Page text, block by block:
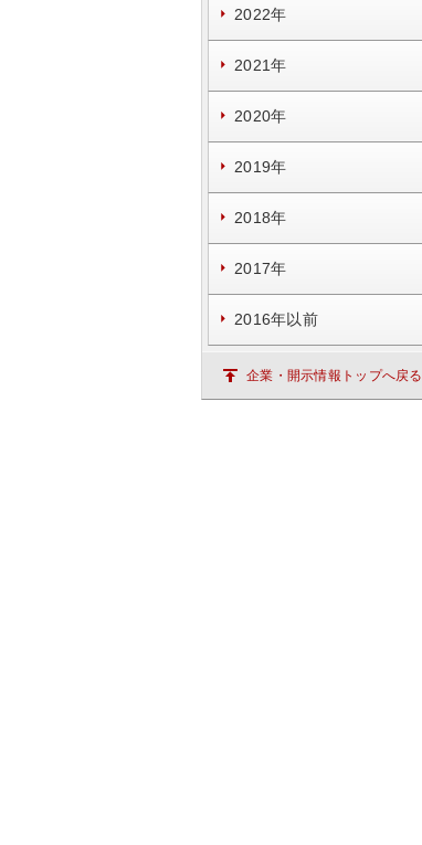
2022年
2021年
2020年
2019年
2018年
2017年
2016年以前
企業・開示情報トップへ戻る